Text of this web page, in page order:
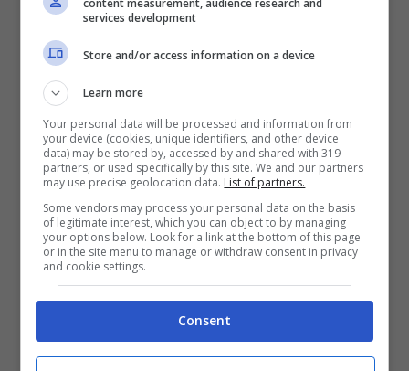
“Se telefonando”.
Ma poco dopo, su Twitter, il noto
tweet: “Costanzo Show! Adesso ho
scoperto cosa dicevano in studio (non ero
collegato in audio). Sgarbi come sempre
brilla in eleganza ed educazione”, ha
scritto Fiorello, rilanciando che “se uno sta
al telefono mentre l’ultimo dei pirla si
esibisce è solo un granMaleducato!
Dopo una serie di commenti di solidarietà
content measurement, audience research and
services development
Store and/or access information on a device
Learn more
Your personal data will be processed and information from
your device (cookies, unique identifiers, and other device
data) may be stored by, accessed by and shared with 319
partners, or used specifically by this site. We and our partners
may use precise geolocation data. List of partners.
Some vendors may process your personal data on the basis
of legitimate interest, which you can object to by managing
your options below. Look for a link at the bottom of this page
or in the site menu to manage or withdraw consent in privacy
and cookie settings.
Consent